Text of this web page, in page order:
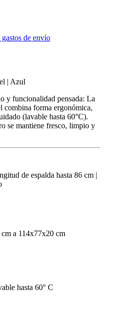
de envío
| Azul
y funcionalidad pensada: La
combina forma ergonómica,
(lavable hasta 60°C).
se mantiene fresco, limpio y
de espalda hasta 86 cm |
a 114x77x20 cm
hasta 60° C